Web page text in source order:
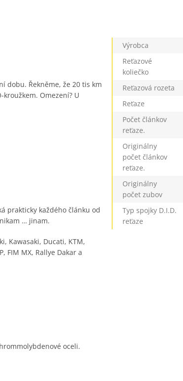
dobu. Řekněme, že 20 tis km
Omezení? U
prakticky každého článku od
… jinam.
Kawasaki, Ducati, KTM,
FIM MX, Rallye Dakar a
oceli.
Výrobca
Reťazové
koliečko
Reťazová rozeta
Reťaze
Počet článkov
reťaze.
Originálny
počet článkov
reťaze.
Originálny
počet zubov
Typ spojky D.I.D.
reťaze